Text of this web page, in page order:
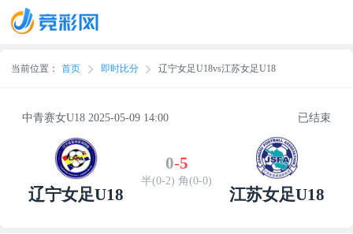
当前位置： 首页 即时比分 辽宁女足U18vs江苏女足U18
中青赛女U18 2025-05-09 14:00 已结束
辽宁女足U18
0-5
半(0-2) 角(0-0)
江苏女足U18